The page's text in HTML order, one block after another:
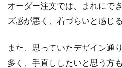
オーダー注文では、まれにで
ズ感が悪く、着づらいと感じ
また、思っていたデザイン通
多く、手直ししたいと思う方